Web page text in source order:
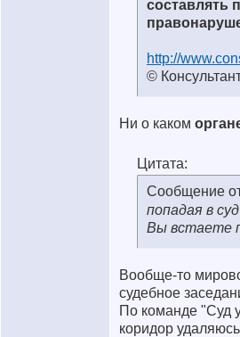
составлять
http://
©
Ни о каком
Цитата:
Сообщение
попадая в
Вы встаете
Вообще-то
судебное
По команде "Суд
коридор